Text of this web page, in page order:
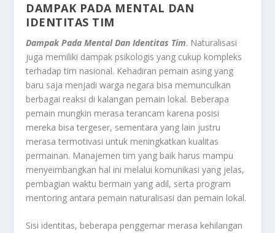
DAMPAK PADA MENTAL DAN
IDENTITAS TIM
Dampak Pada Mental Dan Identitas Tim. Naturalisasi
juga memiliki dampak psikologis yang cukup kompleks
terhadap tim nasional. Kehadiran pemain asing yang
baru saja menjadi warga negara bisa memunculkan
berbagai reaksi di kalangan pemain lokal. Beberapa
pemain mungkin merasa terancam karena posisi
mereka bisa tergeser, sementara yang lain justru
merasa termotivasi untuk meningkatkan kualitas
permainan. Manajemen tim yang baik harus mampu
menyeimbangkan hal ini melalui komunikasi yang jelas,
pembagian waktu bermain yang adil, serta program
mentoring antara pemain naturalisasi dan pemain lokal.
Sisi identitas, beberapa penggemar merasa kehilangan